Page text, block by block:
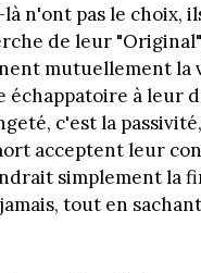
n'ont pas le choix,
de leur
mutuellement la
échappatoire à leur
c'est la
acceptent leur
simplement la
tout en